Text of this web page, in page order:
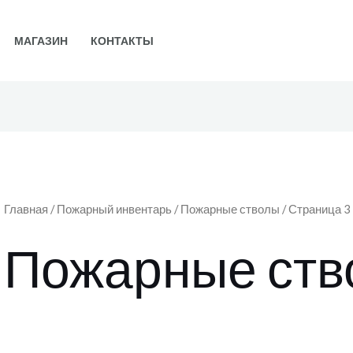
МАГАЗИН КОНТАКТЫ
Главная /Пожарный инвентарь /Пожарные стволы / Страница 3
Пожарные